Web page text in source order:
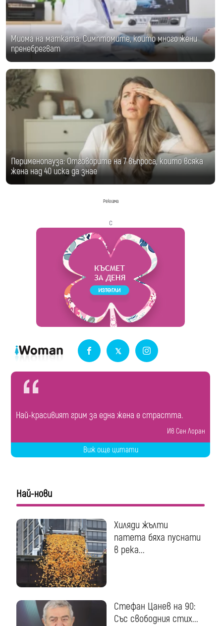
Миома на матката: Симптомите, които много жени
пренебрегват
Перименопауза: Отговорите на 7 въпроса, които всяка
жена над 40 иска да знае
Реклама
с
Най-красивият грим за една жена е страстта.
Ив Сен Лоран
Виж още цитати
Най-нови
Хиляди жълти
патета бяха пуснати
в река...
Стефан Цанев на 90:
Със свободния стих...